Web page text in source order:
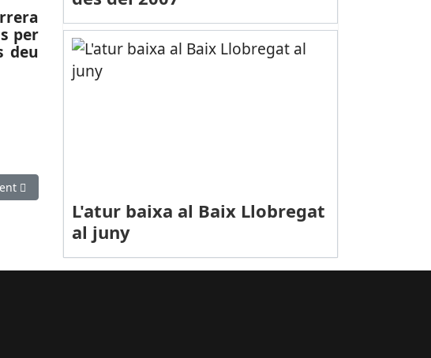
per
deu
següent: ESPORTS (HOQUEI LÍNIA, LLIGA OR): Golejada del CHL Jujol Jokers
L'atur baixa al Baix Llobregat
al juny